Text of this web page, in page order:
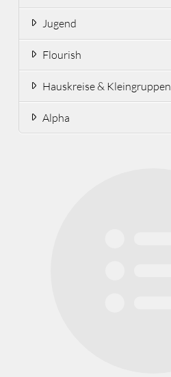
Jugend
Flourish
Hauskreise & Kleingruppen
Alpha